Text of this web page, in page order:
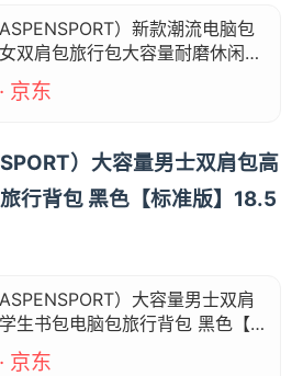
）新款潮流电脑包
双肩包旅行包大容量耐磨休闲中
包 黑色【标准版】 高品质~大容量
京东
）大容量男士双肩包高
行背包 黑色【标准版】18.5
）大容量男士双肩
生书包电脑包旅行背包 黑色【标
英寸
京东